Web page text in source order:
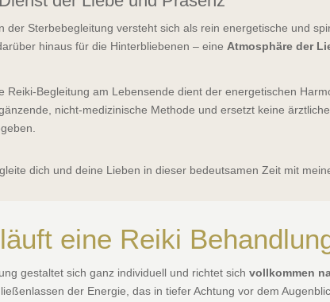
der Sterbebegleitung versteht sich als rein energetische und
hinaus für die Hinterbliebenen – eine Atmosphäre der
Reiki-Begleitung am Lebensende dient der energetischen
nicht-medizinische Methode und ersetzt keine
dich und deine Lieben in dieser bedeutsamen Zeit mit
eine Reiki
gestaltet sich ganz individuell und richtet sichvollkommen
der Energie, das in tiefer Achtung vor dem